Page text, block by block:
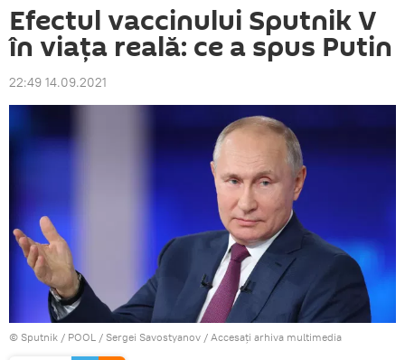
Efectul vaccinului Sputnik V
în viața reală: ce a spus Putin
22:49 14.09.2021
© Sputnik / POOL / Sergei Savostyanov / Accesați arhiva multimedia